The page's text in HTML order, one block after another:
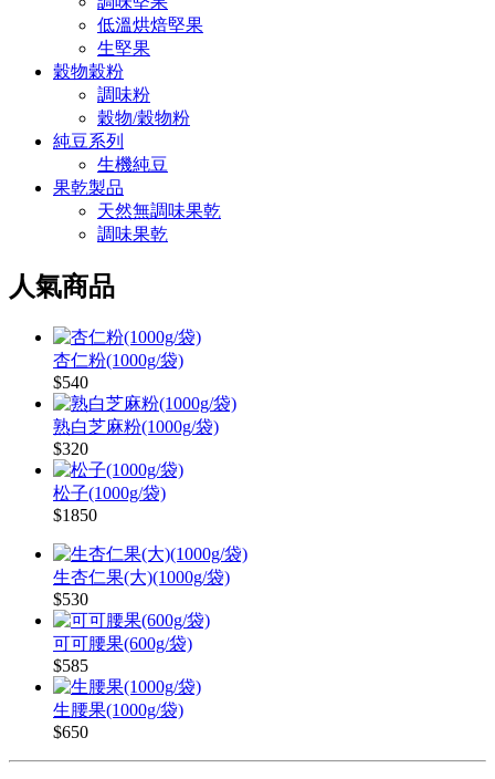
低溫烘焙堅果
生堅果
穀物穀粉
調味粉
穀物/穀物粉
純豆系列
生機純豆
果乾製品
天然無調味果乾
調味果乾
人氣商品
杏仁粉(1000g/袋)
$540
熟白芝麻粉(1000g/袋)
$320
松子(1000g/袋)
$1850
生杏仁果(大)(1000g/袋)
$530
可可腰果(600g/袋)
$585
生腰果(1000g/袋)
$650